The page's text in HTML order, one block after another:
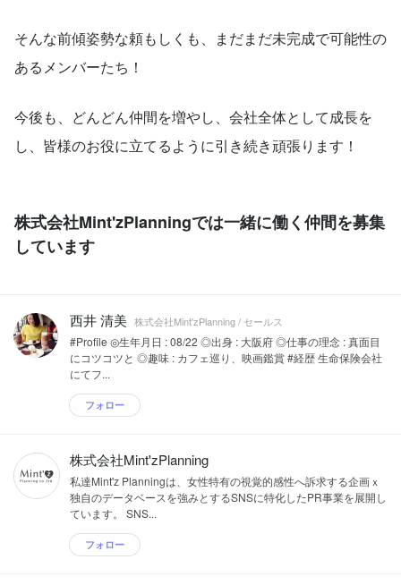
そんな前傾姿勢な頼もしくも、まだまだ未完成で可能性の
あるメンバーたち！
今後も、どんどん仲間を増やし、会社全体として成長を
し、皆様のお役に立てるように引き続き頑張ります！
株式会社Mint'zPlanningでは一緒に働く仲間を募集
しています
西井 清美 株式会社Mint'zPlanning / セールス
#Profile ◎生年月日 : 08/22 ◎出身 : 大阪府 ◎仕事の理念 : 真面目
にコツコツと ◎趣味 : カフェ巡り、映画鑑賞 #経歴 生命保険会社
にてフ...
フォロー
株式会社Mint'zPlanning
私達Mint'z Planningは、女性特有の視覚的感性へ訴求する企画ｘ
独自のデータベースを強みとするSNSに特化したPR事業を展開し
ています。 SNS...
フォロー